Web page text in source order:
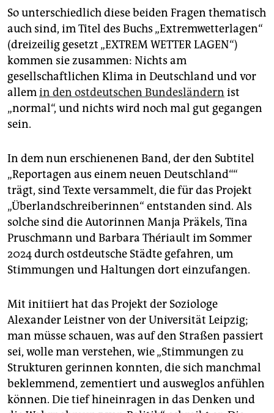
So unterschiedlich diese beiden Fragen thematisch
auch sind, im Titel des Buchs „Extremwetterlagen“
(dreizeilig gesetzt „EXTREM WETTER LAGEN“)
kommen sie zusammen: Nichts am
gesellschaftlichen Klima in Deutschland und vor
allemin den ostdeutschen Bundesländern ist
„normal“, und nichts wird noch mal gut gegangen
sein.
In dem nun erschienenen Band, der den Subtitel
„Reportagen aus einem neuen Deutschland““
trägt, sind Texte versammelt, die für das Projekt
„Überlandschreiberinnen“ entstanden sind. Als
solche sind die Autorinnen Manja Präkels, Tina
Pruschmann und Barbara Thériault im Sommer
2024 durch ostdeutsche Städte gefahren, um
Stimmungen und Haltungen dort einzufangen.
Mit initiiert hat das Projekt der Soziologe
Alexander Leistner von der Universität Leipzig;
man müsse schauen, was auf den Straßen passiert
sei, wolle man verstehen, wie „Stimmungen zu
Strukturen gerinnen konnten, die sich manchmal
beklemmend, zementiert und ausweglos anfühlen
können. Die tief hineinragen in das Denken und